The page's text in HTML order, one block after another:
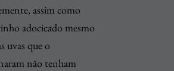
assim como
adocicado mesmo
uvas que o
não tenham